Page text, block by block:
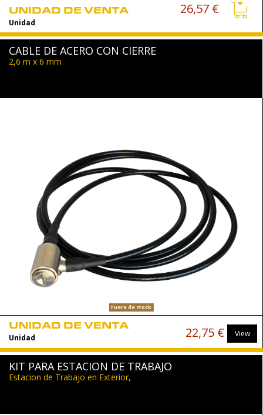
UNIDAD DE VENTA
Unidad
26,57 €
CABLE DE ACERO CON CIERRE
2,6 m x 6 mm
Fuera de stock
UNIDAD DE VENTA
Unidad View
22,75 €
KIT PARA ESTACION DE TRABAJO
Estacion de Trabajo en Exterior,